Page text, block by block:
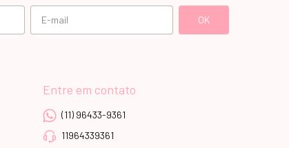
Entre em contato
(11) 96433-9361
11964339361